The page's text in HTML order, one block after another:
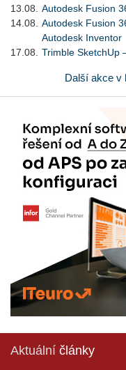
13.08.
Autodesk Fusion
14.08.
Autodesk Fusion
Autodesk Inventor
17.08.
Trimble SketchUp
Další akce v
Aktuální články